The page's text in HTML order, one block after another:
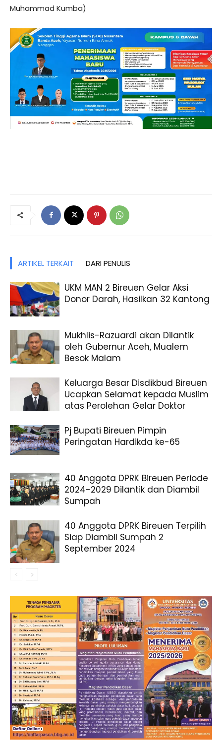
Muhammad Kumba)
ARTIKEL TERKAIT DARI PENULIS
UKM MAN 2 Bireuen Gelar Aksi
Donor Darah, Hasilkan 32 Kantong
Mukhlis-Razuardi akan Dilantik
oleh Gubernur Aceh, Mualem
Besok Malam
Keluarga Besar Disdikbud Bireuen
Ucapkan Selamat kepada Muslim
atas Perolehan Gelar Doktor
Pj Bupati Bireuen Pimpin
Peringatan Hardikda ke-65
40 Anggota DPRK Bireuen Periode
2024-2029 Dilantik dan Diambil
Sumpah
40 Anggota DPRK Bireuen Terpilih
Siap Diambil Sumpah 2
September 2024